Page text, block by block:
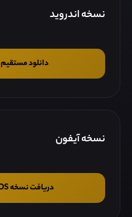
نسخه اندروید
دانلود مستقیم
نسخه آیفون
دریافت نسخه iOS